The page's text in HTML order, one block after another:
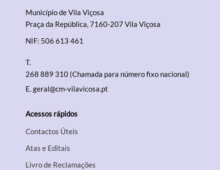
Município de Vila Viçosa
Praça da República, 7160-207 Vila Viçosa
NIF: 506 613 461
T.
268 889 310 (Chamada para número fixo nacional)
E.geral@cm-vilavicosa.pt
Acessos rápidos
Contactos Úteis
Atas e Editais
Livro de Reclamações